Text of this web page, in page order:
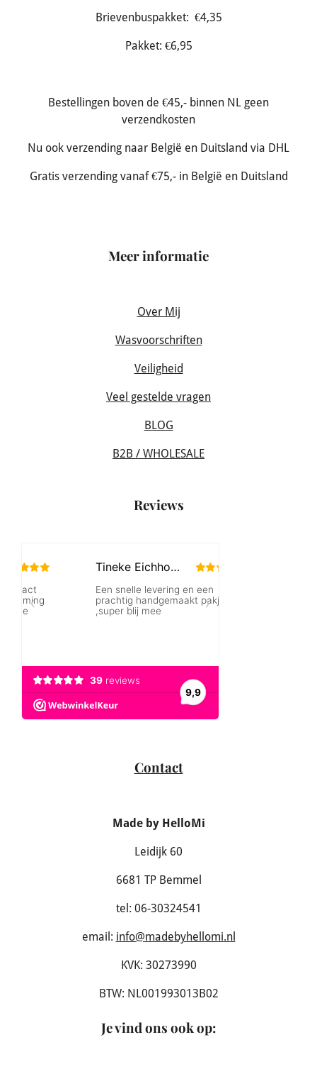
Brievenbuspakket: €4,35
Pakket: €6,95
Bestellingen boven de €45,- binnen NL geen
verzendkosten
Nu ook verzending naar België en Duitsland via DHL
Gratis verzending vanaf €75,- in België en Duitsland
Meer informatie
Over Mij
Wasvoorschriften
Veiligheid
Veel gestelde vragen
BLOG
B2B / WHOLESALE
Reviews
Contact
Made by HelloMi
Leidijk 60
6681 TP Bemmel
tel: 06-30324541
email: info@madebyhellomi.nl
KVK: 30273990
BTW: NL001993013B02
Je vind ons ook op: